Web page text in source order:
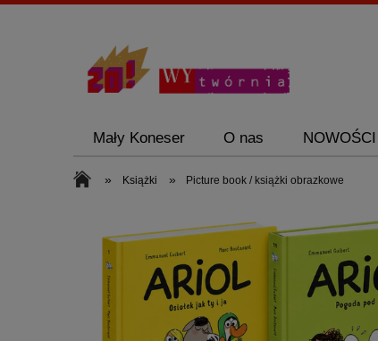
Mały Koneser O nas NOWOŚCI
Zestawy promocyjne Mały Koneser
» Książki » Picture book / książki obrazkowe